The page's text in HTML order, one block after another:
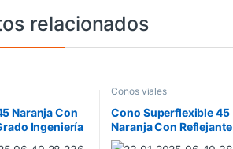
relacionados
Naranja Con
Ingeniería
Conos viales
Cono Superflexible 45
Naranja Con Reflejante
Grado Ingeniería